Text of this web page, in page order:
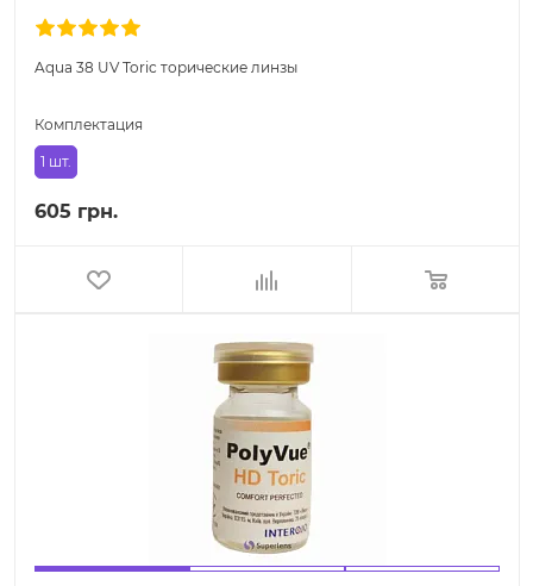
Aqua 38 UV Toric торические линзы
Комплектация
1 шт.
605 грн.